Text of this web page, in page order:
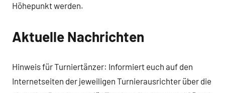
Höhepunkt werden.
Aktuelle Nachrichten
Hinweis für Turniertänzer: Informiert euch auf den
Internetseiten der jeweiligen Turnierausrichter über die